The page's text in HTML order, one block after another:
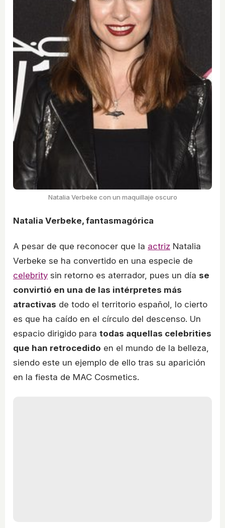
Natalia Verbeke con un maquillaje oscuro
Natalia Verbeke, fantasmagórica
A pesar de que reconocer que la actriz Natalia
Verbeke se ha convertido en una especie de
celebrity sin retorno es aterrador, pues un día se
convirtió en una de las intérpretes más
atractivas de todo el territorio español, lo cierto
es que ha caído en el círculo del descenso. Un
espacio dirigido para todas aquellas celebrities
que han retrocedido en el mundo de la belleza,
siendo este un ejemplo de ello tras su aparición
en la fiesta de MAC Cosmetics.